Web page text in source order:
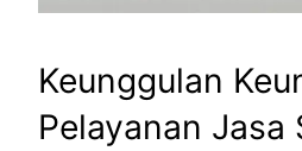
Keunggulan
Pelayanan Jasa